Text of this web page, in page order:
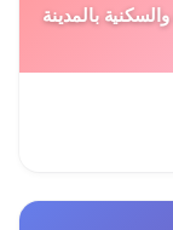
بالمدينة